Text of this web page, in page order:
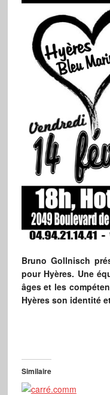
Bruno Gollnisch
pour Hyères. Une
âges et les
Hyères son identité
Similaire